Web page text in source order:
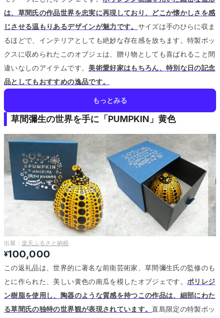
は、草間氏の作品世界を忠実に再現しており、どこか懐かしさを感
じさせる温もりあるデザインが魅力です。 サイズは手のひらに収ま
るほどで、インテリアとしても絶妙な存在感を放ちます。特製ボッ
クスに収められたこのオブジェは、贈り物としても喜ばれること間
違いなしのアイテムです。美術愛好家はもちろん、特別な日の記念
品としてもおすすめの逸品です。
もっとみる
草間彌生の世界を手に「PUMPKIN」黄色
出展： 楽天ふるさと納税
¥100,000
この返礼品は、世界的に著名な前衛芸術家、草間彌生氏の監修のも
とに作られた、美しい黄色の南瓜を模したオブジェです。 ポリレジ
ン樹脂を使用し、陶器のような質感を持つこの作品は、細部にわた
る草間氏の独特の世界観が表現されています。直島限定の特製ボッ